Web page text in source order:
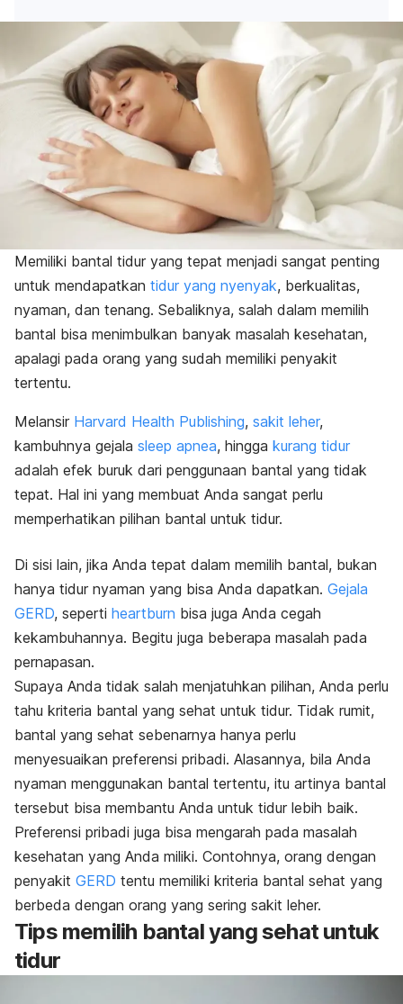
Memiliki bantal tidur yang tepat menjadi sangat penting
untuk mendapatkan tidur yang nyenyak, berkualitas,
nyaman, dan tenang. Sebaliknya, salah dalam memilih
bantal bisa menimbulkan banyak masalah kesehatan,
apalagi pada orang yang sudah memiliki penyakit
tertentu.
Melansir Harvard Health Publishing, sakit leher,
kambuhnya gejala sleep apnea, hingga kurang tidur
adalah efek buruk dari penggunaan bantal yang tidak
tepat. Hal ini yang membuat Anda sangat perlu
memperhatikan pilihan bantal untuk tidur.
Di sisi lain, jika Anda tepat dalam memilih bantal, bukan
hanya tidur nyaman yang bisa Anda dapatkan. Gejala
GERD, seperti heartburn bisa juga Anda cegah
kekambuhannya. Begitu juga beberapa masalah pada
pernapasan.
Supaya Anda tidak salah menjatuhkan pilihan, Anda perlu
tahu kriteria bantal yang sehat untuk tidur. Tidak rumit,
bantal yang sehat sebenarnya hanya perlu
menyesuaikan preferensi pribadi. Alasannya, bila Anda
nyaman menggunakan bantal tertentu, itu artinya bantal
tersebut bisa membantu Anda untuk tidur lebih baik.
Preferensi pribadi juga bisa mengarah pada masalah
kesehatan yang Anda miliki. Contohnya, orang dengan
penyakit GERD tentu memiliki kriteria bantal sehat yang
berbeda dengan orang yang sering sakit leher.
Tips memilih bantal yang sehat untuk
tidur